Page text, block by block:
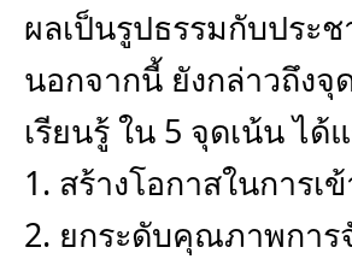
ผลเป็นรูปธรรมกับประ
นอกจากนี้ ยังกล่าวถึงจุ
เรียนรู้ ใน 5 จุดเน้น ได้
1. สร้างโอกาสในการเ
2. ยกระดับคุณภาพการ